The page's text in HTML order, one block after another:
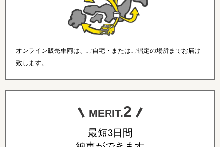
オンライン販売車両は、ご自宅・またはご指定の場所までお届け
致します。
MERIT.2
最短3日間